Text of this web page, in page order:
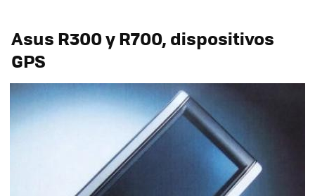
Asus R300 y R700, dispositivos
GPS